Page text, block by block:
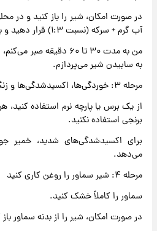
در صورت امکان، شیر را باز کنید و در
آب گرم + سرکه (نسبت ۱:۳) قرار دهید و بگذارید تا خیس بخورد.
من به مدت ۳۰ تا ۶۰ دقیقه
به سابیدن شیر می‌پردازم.
مرحله ۳: خوردگی‌ها، اکسیدشدگی‌ها و زنگ‌زدگی‌ها را تمیز کنید
از یک برس یا پارچه نرم استفاده کنید،
برنجی استفاده نکنید.
برای اکسیدشدگی‌های شدید، خمیر
می‌دهد.
مرحله ۴: شیر سماور را روغن کاری کنید
سماور را کاملاً خشک کنید.
در صورت امکان، شیر را از بدنه سماور باز